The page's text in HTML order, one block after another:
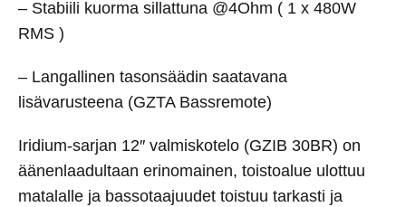
– Stabiili kuorma sillattuna @4Ohm ( 1 x 480W
RMS )
– Langallinen tasonsäädin saatavana
lisävarusteena (GZTA Bassremote)
Iridium-sarjan 12″ valmiskotelo (GZIB 30BR) on
äänenlaadultaan erinomainen, toistoalue ulottuu
matalalle ja bassotaajuudet toistuu tarkasti ja